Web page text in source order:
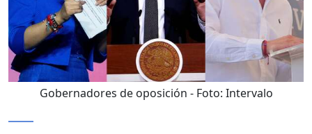
Gobernadores de oposición - Foto: Intervalo